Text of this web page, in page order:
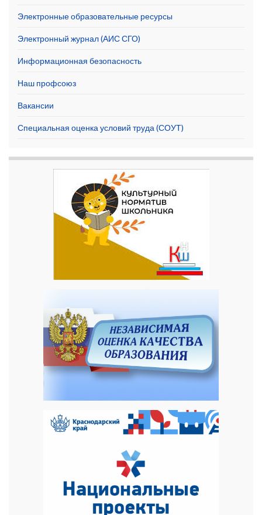
Электронные образовательные ресурсы
Электронный журнал (АИС СГО)
Информационная безопасность
Наш профсоюз
Вакансии
Специальная оценка условий труда (СОУТ)